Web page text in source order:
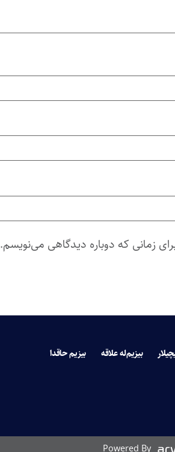
زمانی که دوباره دیدگاهی می‌نویسم.
بیزیم‌له علاقه بیزیم حاقدا
Powered By